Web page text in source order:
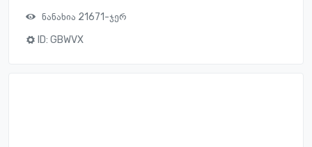
ნანახია 21671-ჯერ
ID: GBWVX